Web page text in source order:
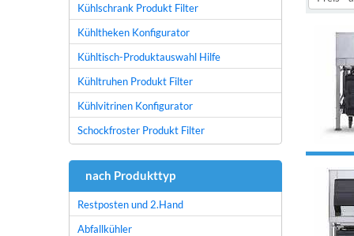
Kühlschrank Produkt Filter
Kühltheken Konfigurator
Kühltisch-Produktauswahl Hilfe
Kühltruhen Produkt Filter
Kühlvitrinen Konfigurator
Schockfroster Produkt Filter
nach Produkttyp
Restposten und 2.Hand
Abfallkühler